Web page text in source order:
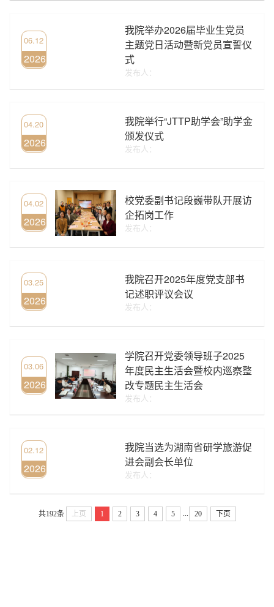
06.12
2026
我院举办2026届毕业生党员
主题党日活动暨新党员宣誓仪
式
发布人：
04.20
2026
我院举行“JTTP助学会”助学金
颁发仪式
发布人：
04.02
2026
校党委副书记段巍带队开展访
企拓岗工作
发布人：
03.25
2026
我院召开2025年度党支部书
记述职评议会议
发布人：
03.06
2026
学院召开党委领导班子2025
年度民主生活会暨校内巡察整
改专题民主生活会
发布人：
02.12
2026
我院当选为湖南省研学旅游促
进会副会长单位
发布人：
共192条 上页 1 2 3 4 5 20 下页